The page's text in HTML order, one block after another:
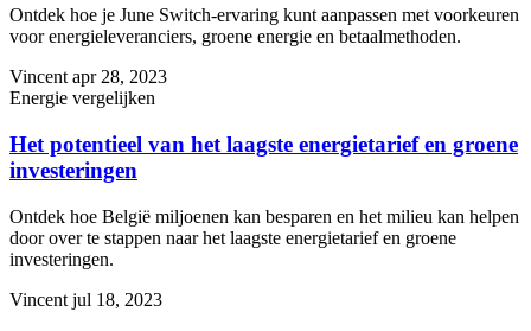
Ontdek hoe je June Switch-ervaring kunt aanpassen met voorkeuren
voor energieleveranciers, groene energie en betaalmethoden.
Vincent apr 28, 2023
Energie vergelijken
Het potentieel van het laagste energietarief en groene
investeringen
Ontdek hoe België miljoenen kan besparen en het milieu kan helpen
door over te stappen naar het laagste energietarief en groene
investeringen.
Vincent jul 18, 2023